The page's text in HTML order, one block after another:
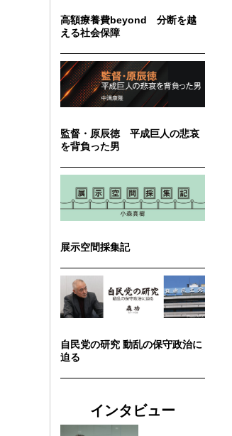
高額療養費beyond 分断を越
える社会保障
監督・原辰徳 平成巨人の悲哀
を背負った男
展示空間採集記
自民党の研究 動乱の保守政治に
迫る
インタビュー